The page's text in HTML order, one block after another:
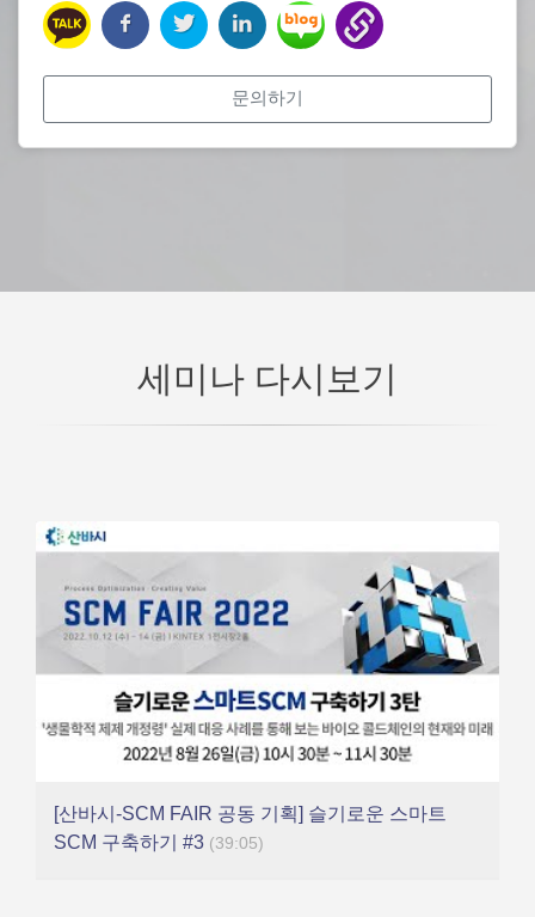
문의하기
세미나 다시보기
[산바시-SCM FAIR 공동 기획] 슬기로운 스마트
SCM 구축하기 #3 (39:05)